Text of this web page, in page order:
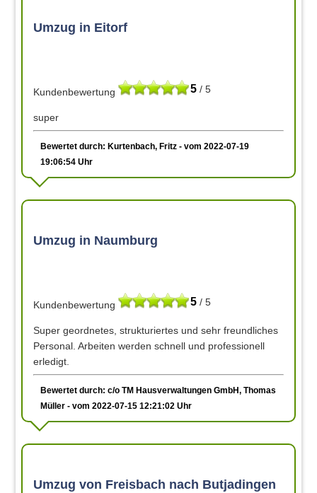
Umzug in Eitorf
5 / 5
Kundenbewertung
super
Bewertet durch: Kurtenbach, Fritz - vom 2022-07-19
19:06:54 Uhr
Umzug in Naumburg
5 / 5
Kundenbewertung
Super geordnetes, strukturiertes und sehr freundliches
Personal. Arbeiten werden schnell und professionell
erledigt.
Bewertet durch: c/o TM Hausverwaltungen GmbH, Thomas
Müller - vom 2022-07-15 12:21:02 Uhr
Umzug von Freisbach nach Butjadingen